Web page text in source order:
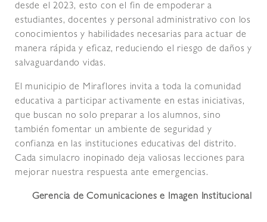
desde el 2023, esto con el fin de empoderar a
estudiantes, docentes y personal administrativo con los
conocimientos y habilidades necesarias para actuar de
manera rápida y eficaz, reduciendo el riesgo de daños y
salvaguardando vidas.
El municipio de Miraflores invita a toda la comunidad
educativa a participar activamente en estas iniciativas,
que buscan no solo preparar a los alumnos, sino
también fomentar un ambiente de seguridad y
confianza en las instituciones educativas del distrito.
Cada simulacro inopinado deja valiosas lecciones para
mejorar nuestra respuesta ante emergencias.
Gerencia de Comunicaciones e Imagen Institucional